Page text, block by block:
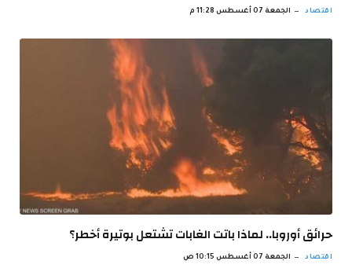
اقتصاد الجمعة 07 أغسطس 11:28 م
حرائق أوروبا.. لماذا باتت الغابات تشتعل بوتيرة أخطر؟
اقتصاد الجمعة 07 أغسطس 10:15 ص